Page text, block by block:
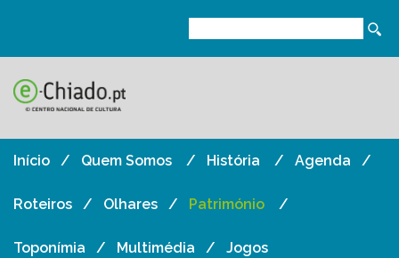
Início Quem Somos História Agenda
Roteiros Olhares Património
Toponímia Multimédia Jogos